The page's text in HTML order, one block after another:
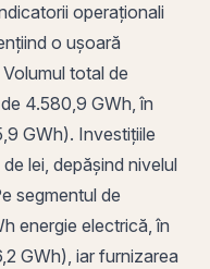
operaționali
o ușoară
total de
4.580,9 GWh, în
GWh). Investițiile
lei, depășind nivelul
segmentul de
energie electrică, în
GWh), iar furnizarea